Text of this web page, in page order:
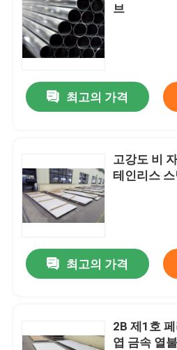
브
최고의 가격
고강도 비
테인리스
최고의 가격
2B 제1호
엽 금속 열불